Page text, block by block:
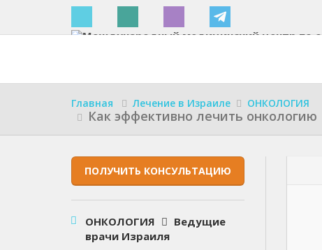
Главная Лечение в Израиле ОНКОЛОГИЯ
Как эффективно лечить онкологию
ПОЛУЧИТЬ КОНСУЛЬТАЦИЮ
ОНКОЛОГИЯ
Ведущие
врачи Израиля